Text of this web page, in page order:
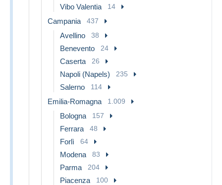
Vibo Valentia 14
Campania 437
Avellino 38
Benevento 24
Caserta 26
Napoli (Napels) 235
Salerno 114
Emilia-Romagna 1.009
Bologna 157
Ferrara 48
Forlì 64
Modena 83
Parma 204
Piacenza 100